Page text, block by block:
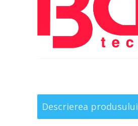
Descrierea produsului